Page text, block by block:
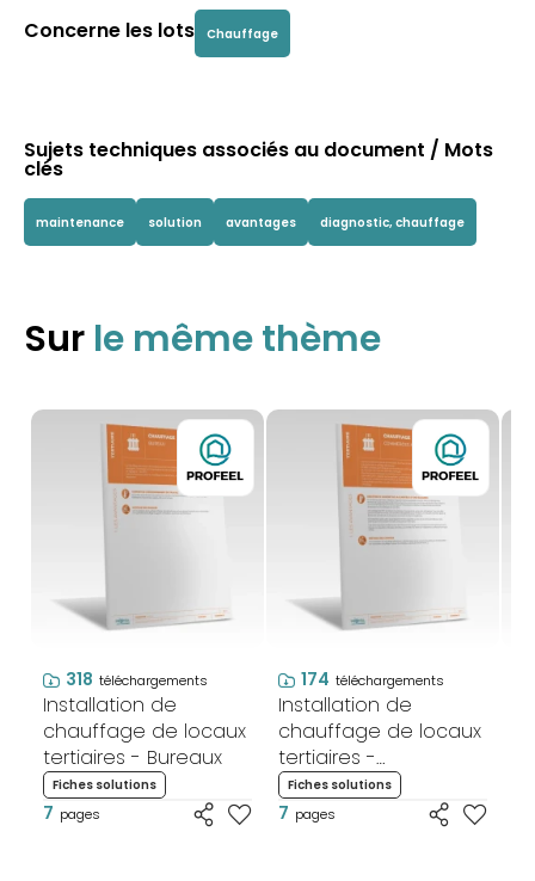
Concerne les lots Chauffage
Sujets techniques associés au document / Mots
clés
maintenance solution avantages diagnostic, chauffage
Sur le même thème
318 téléchargements
Installation de
chauffage de locaux
tertiaires - Bureaux
Fiches solutions
7 pages
174 téléchargements
Installation de
chauffage de locaux
tertiaires -
Commerces
alimentaires
Fiches solutions
7 pages